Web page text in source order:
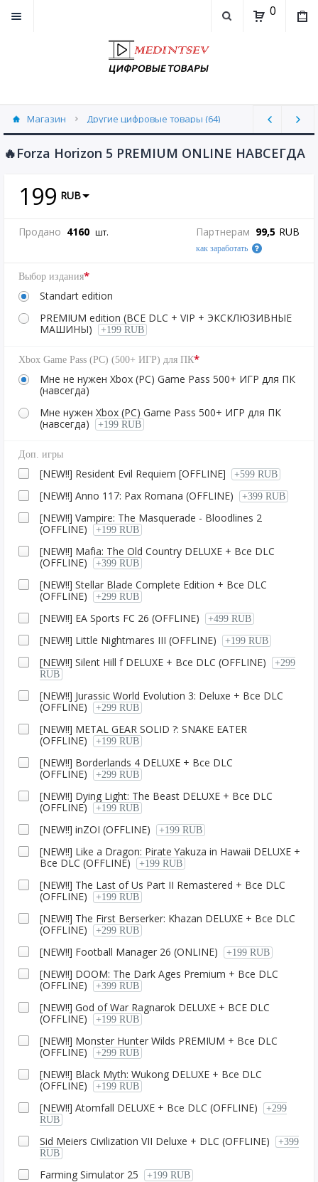
0
Магазин Другие цифровые товары (64)
🔥Forza Horizon 5 PREMIUM ONLINE НАВСЕГДА
199 RUB
Продано 4160 шт. Партнерам 99,5 RUB
как заработать
Выбор издания*
Standart edition
PREMIUM edition (ВСЕ DLC + VIP + ЭКСКЛЮЗИВНЫЕ
МАШИНЫ)
+199 RUB
Xbox Game Pass (PC) (500+ ИГР) для ПК*
Мне не нужен Xbox (PC) Game Pass 500+ ИГР для ПК
(навсегда)
Мне нужен Xbox (PC) Game Pass 500+ ИГР для ПК
(навсегда)
+199 RUB
Доп. игры
[NEW!!] Resident Evil Requiem [OFFLINE] +599 RUB
[NEW!!] Anno 117: Pax Romana (OFFLINE) +399 RUB
[NEW!!] Vampire: The Masquerade - Bloodlines 2
(OFFLINE)
+199 RUB
[NEW!!] Mafia: The Old Country DELUXE + Все DLC
(OFFLINE)
+399 RUB
[NEW!!] Stellar Blade Complete Edition + Все DLC
(OFFLINE)
+299 RUB
[NEW!!] EA Sports FC 26 (OFFLINE) +499 RUB
[NEW!!] Little Nightmares III (OFFLINE) +199 RUB
[NEW!!] Silent Hill f DELUXE + Все DLC (OFFLINE)
+299
RUB
[NEW!!] Jurassic World Evolution 3: Deluxe + Все DLC
(OFFLINE)
+299 RUB
[NEW!!] METAL GEAR SOLID ?: SNAKE EATER
(OFFLINE)
+199 RUB
[NEW!!] Borderlands 4 DELUXE + Все DLC
(OFFLINE)
+299 RUB
[NEW!!] Dying Light: The Beast DELUXE + Все DLC
(OFFLINE)
+199 RUB
[NEW!!] inZOI (OFFLINE) +199 RUB
[NEW!!] Like a Dragon: Pirate Yakuza in Hawaii DELUXE +
Все DLC (OFFLINE)
+199 RUB
[NEW!!] The Last of Us Part II Remastered + Все DLC
(OFFLINE)
+199 RUB
[NEW!!] The First Berserker: Khazan DELUXE + Все DLC
(OFFLINE)
+299 RUB
[NEW!!] Football Manager 26 (ONLINE) +199 RUB
[NEW!!] DOOM: The Dark Ages Premium + Все DLC
(OFFLINE)
+399 RUB
[NEW!!] God of War Ragnаrok DELUXE + ВСЕ DLC
(OFFLINE)
+199 RUB
[NEW!!] Monster Hunter Wilds PREMIUM + Все DLC
(OFFLINE)
+299 RUB
[NEW!!] Black Myth: Wukong DELUXE + Все DLC
(OFFLINE)
+199 RUB
[NEW!!] Atomfall DELUXE + Все DLC (OFFLINE)
+299
RUB
Sid Meiers Civilization VII Deluxe + DLC (OFFLINE)
+399
RUB
Farming Simulator 25 +199 RUB